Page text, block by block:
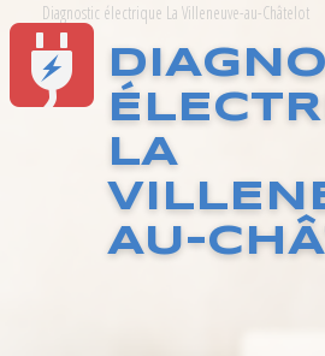
Diagnostic électrique La Villeneuve-au-Châtelot
LA
AU-